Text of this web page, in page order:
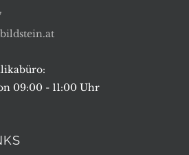
09:00 - 11:00 Uhr